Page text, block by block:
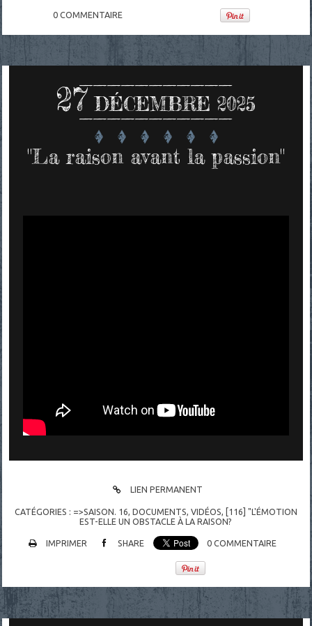
0 COMMENTAIRE
27 DÉCEMBRE 2025
"La raison avant la passion"
LIEN PERMANENT
CATÉGORIES : =>SAISON. 16, DOCUMENTS, VIDÉOS,
[116] "L'ÉMOTION
EST-ELLE UN OBSTACLE À LA RAISON?
IMPRIMER SHARE 0 COMMENTAIRE